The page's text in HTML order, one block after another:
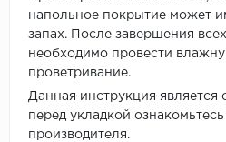
напольное покрытие может
запах. После завершения
необходимо провести
проветривание.
Данная инструкция является
перед укладкой
производителя.